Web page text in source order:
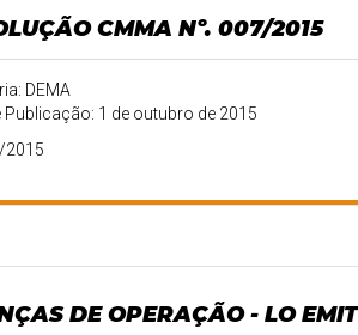
CMMA Nº. 007/2015
DEMA
Publicação: 1 de outubro de 2015
2015
DE OPERAÇÃO - LO